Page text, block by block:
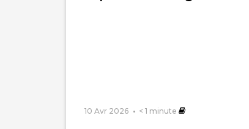
Car le temps
10 Avr 2026 < 1 minute